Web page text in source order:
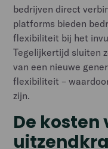
bedrijven direct
platforms bieden
flexibiliteit bij het
Tegelijkertijd sluiten
van een nieuwe
flexibiliteit –
zijn.
De kosten